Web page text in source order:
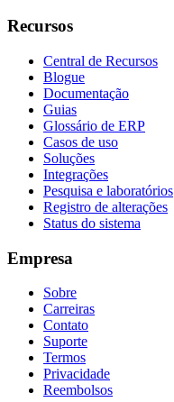
Recursos
Central de Recursos
Blogue
Documentação
Guias
Glossário de ERP
Casos de uso
Soluções
Integrações
Pesquisa e laboratórios
Registro de alterações
Status do sistema
Empresa
Sobre
Carreiras
Contato
Suporte
Termos
Privacidade
Reembolsos